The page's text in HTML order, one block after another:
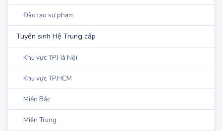
Miền Nam
Đào tạo sư phạm
Tuyển sinh Hệ Trung cấp
Khu vực TP.Hà Nội
Khu vực TP.HCM
Miền Bắc